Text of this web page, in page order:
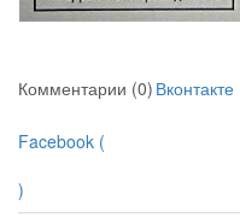
Комментарии (0) Вконтакте
Facebook (
)